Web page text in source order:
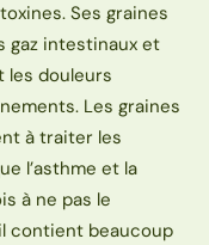
toxines. Ses graines
gazintestinaux et
les douleurs
Les graines
à traiter les
l’asthme et la
à ne pas le
contient beaucoup